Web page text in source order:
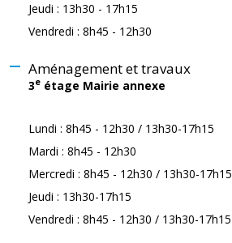
Jeudi : 13h30 - 17h15
Vendredi : 8h45 - 12h30
Aménagement et travaux
3e étage Mairie annexe
Lundi : 8h45 - 12h30 / 13h30-17h15
Mardi : 8h45 - 12h30
Mercredi : 8h45 - 12h30 / 13h30-17h15
Jeudi : 13h30-17h15
Vendredi : 8h45 - 12h30 / 13h30-17h15